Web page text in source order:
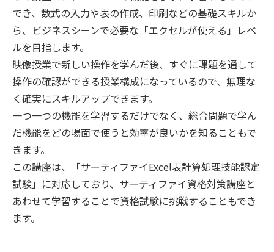
でき、数式の入力や表の作成、印刷などの基礎スキルか
ら、ビジネスシーンで必要な「エクセルが使える」レベ
ルを目指します。
映像授業で新しい操作を学んだ後、すぐに課題を通して
操作の確認ができる授業構成になっているので、無理な
く確実にスキルアップできます。
一つ一つの機能を学習するだけでなく、総合問題で学ん
だ機能をどの場面で使うと効率が良いかを知ることもで
きます。
この講座は、「サーティファイExcel表計算処理技能認定
試験」に対応しており、サーティファイ資格対策講座と
あわせて学習することで資格試験に挑戦することもでき
ます。